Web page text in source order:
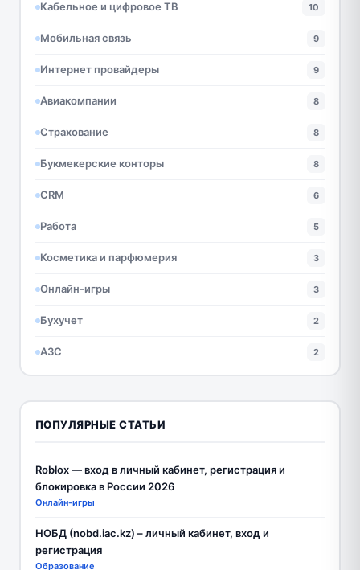
Кабельное и цифровое ТВ 10
Мобильная связь 9
Интернет провайдеры 9
Авиакомпании 8
Страхование 8
Букмекерские конторы 8
CRM 6
Работа 5
Косметика и парфюмерия 3
Онлайн-игры 3
Бухучет 2
АЗС 2
ПОПУЛЯРНЫЕ СТАТЬИ
Roblox — вход в личный кабинет, регистрация и
блокировка в России 2026
Онлайн-игры
НОБД (nobd.iac.kz) – личный кабинет, вход и
регистрация
Образование